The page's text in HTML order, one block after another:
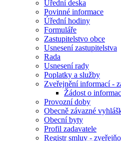
Úřední deska
Povinné informace
Úřední hodiny
Formuláře
Zastupitelstvo obce
Usnesení zastupitelstva
Rada
Usnesení rady
Poplatky a služby
Zveřejnění informací -
Žádost o
Provozní doby
Obecně závazné
Obecní byty
Profil zadavatele
Registr smluv -